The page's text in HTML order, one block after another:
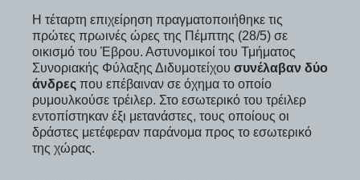
Η τέταρτη επιχείρηση πραγματοποιήθηκε τις
πρώτες πρωινές ώρες της Πέμπτης (28/5) σε
οικισμό του Έβρου. Αστυνομικοί του Τμήματος
Συνοριακής Φύλαξης Διδυμοτείχου συνέλαβαν δύο
άνδρες που επέβαιναν σε όχημα το οποίο
ρυμουλκούσε τρέιλερ. Στο εσωτερικό του τρέιλερ
εντοπίστηκαν έξι μετανάστες, τους οποίους οι
δράστες μετέφεραν παράνομα προς το εσωτερικό
της χώρας.